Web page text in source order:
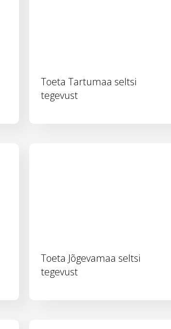
Toeta Tartumaa seltsi
tegevust
Toeta Jõgevamaa seltsi
tegevust